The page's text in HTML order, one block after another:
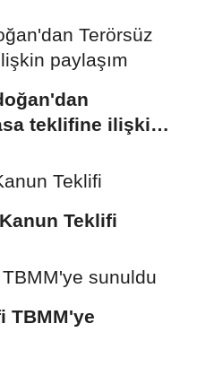
teklifine ilişkin
Teklifi
TBMM'ye